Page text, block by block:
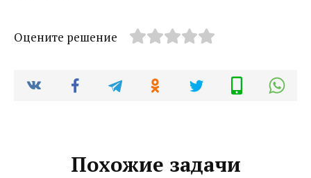
Оцените решение
Похожие задачи